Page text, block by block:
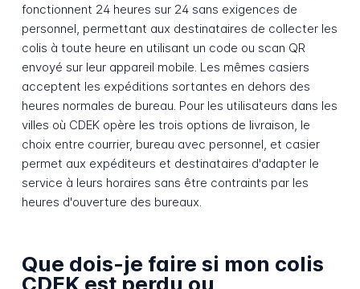
fonctionnent 24 heures sur 24 sans exigences de
personnel, permettant aux destinataires de collecter les
colis à toute heure en utilisant un code ou scan QR
envoyé sur leur appareil mobile. Les mêmes casiers
acceptent les expéditions sortantes en dehors des
heures normales de bureau. Pour les utilisateurs dans les
villes où CDEK opère les trois options de livraison, le
choix entre courrier, bureau avec personnel, et casier
permet aux expéditeurs et destinataires d'adapter le
service à leurs horaires sans être contraints par les
heures d'ouverture des bureaux.
Que dois-je faire si mon colis
CDEK est perdu ou